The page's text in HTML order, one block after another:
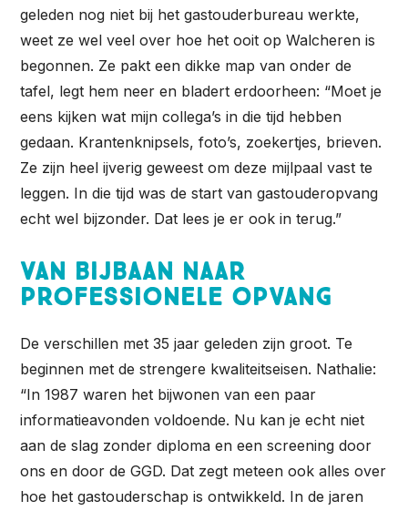
geleden nog niet bij het gastouderbureau werkte,
weet ze wel veel over hoe het ooit op Walcheren is
begonnen. Ze pakt een dikke map van onder de
tafel, legt hem neer en bladert erdoorheen: “Moet je
eens kijken wat mijn collega’s in die tijd hebben
gedaan. Krantenknipsels, foto’s, zoekertjes, brieven.
Ze zijn heel ijverig geweest om deze mijlpaal vast te
leggen. In die tijd was de start van gastouderopvang
echt wel bijzonder. Dat lees je er ook in terug.”
Van bijbaan naar
professionele opvang
De verschillen met 35 jaar geleden zijn groot. Te
beginnen met de strengere kwaliteitseisen. Nathalie:
“In 1987 waren het bijwonen van een paar
informatieavonden voldoende. Nu kan je echt niet
aan de slag zonder diploma en een screening door
ons en door de GGD. Dat zegt meteen ook alles over
hoe het gastouderschap is ontwikkeld. In de jaren